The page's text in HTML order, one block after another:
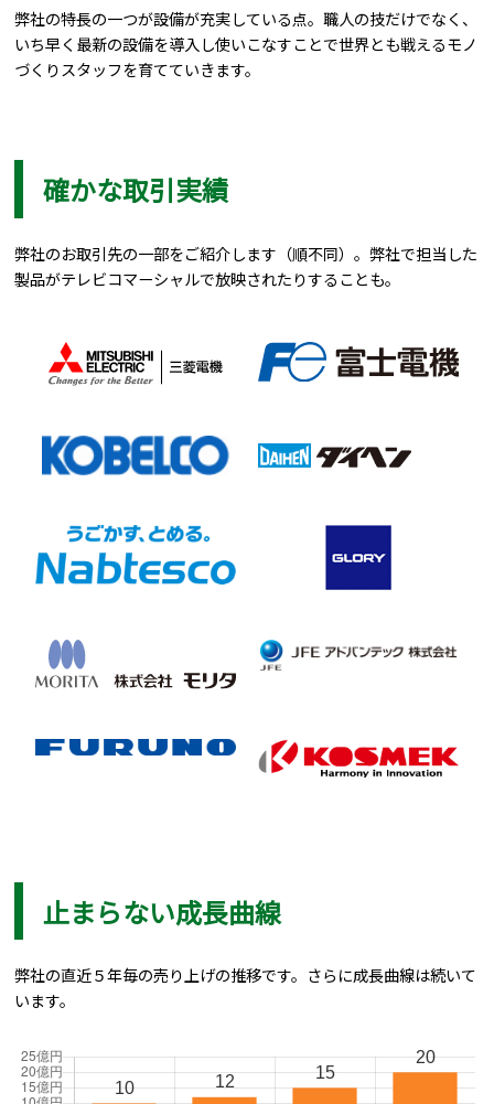
弊社の特長の一つが設備が充実している点。職人の技だけでなく、
いち早く最新の設備を導入し使いこなすことで世界とも戦えるモノ
づくりスタッフを育てていきます。
確かな取引実績
弊社のお取引先の一部をご紹介します（順不同）。弊社で担当した
製品がテレビコマーシャルで放映されたりすることも。
止まらない成長曲線
弊社の直近５年毎の売り上げの推移です。さらに成長曲線は続いて
います。